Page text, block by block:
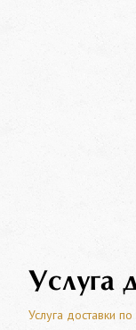
Услуга
Услуга доставки